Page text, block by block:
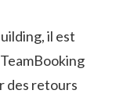
il est
des retours